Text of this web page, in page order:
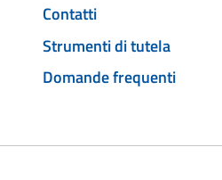
Contatti
Strumenti di tutela
Domande frequenti